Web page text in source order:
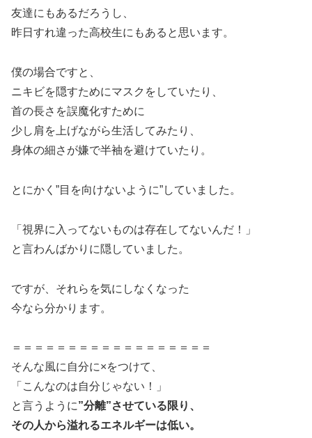
友達にもあるだろうし、
昨日すれ違った高校生にもあると思います。
僕の場合ですと、
ニキビを隠すためにマスクをしていたり、
首の長さを誤魔化すために
少し肩を上げながら生活してみたり、
身体の細さが嫌で半袖を避けていたり。
とにかく”目を向けないように”していました。
「視界に入ってないものは存在してないんだ！」
と言わんばかりに隠していました。
ですが、それらを気にしなくなった
今なら分かります。
＝＝＝＝＝＝＝＝＝＝＝＝＝＝＝＝＝＝
そんな風に自分に×をつけて、
「こんなのは自分じゃない！」
と言うように”分離”させている限り、
その人から溢れるエネルギーは低い。